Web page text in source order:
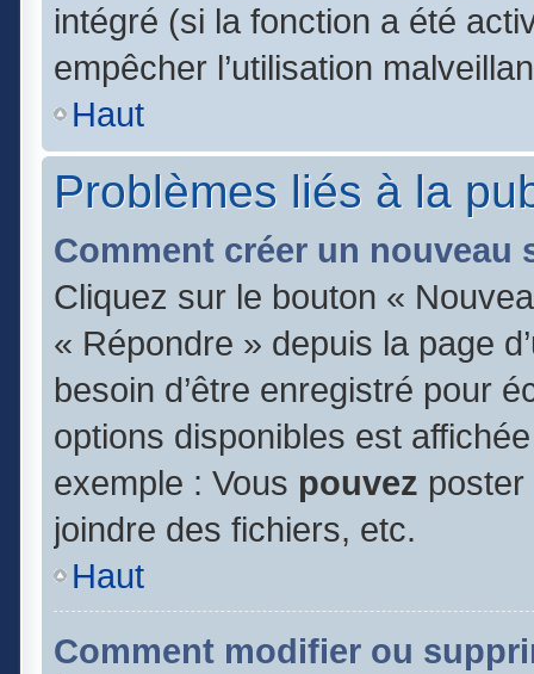
intégré (si la fonction a été
empêcher l’utilisation
Haut
Problèmes liés à la
Comment créer un nouveau
Cliquez sur le bouton «
« Répondre » depuis la page
besoin d’être enregistré pour
options disponibles est
exemple : Vous pouvez
joindre des fichiers, etc.
Haut
Comment modifier ou